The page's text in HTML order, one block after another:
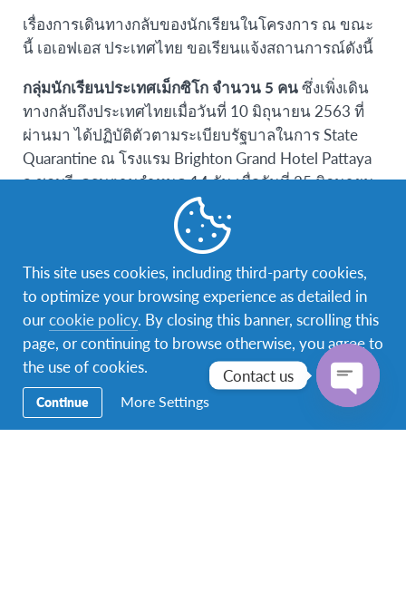
เรื่องการเดินทางกลับของนักเรียนในโครงการ ณ ขณะ
นี้ เอเอฟเอส ประเทศไทย ขอเรียนแจ้งสถานการณ์ดังนี้
กลุ่มนักเรียนประเทศเม็กซิโก จำนวน 5 คนซึ่งเพิ่งเดิน
ทางกลับถึงประเทศไทยเมื่อวันที่ 10 มิถุนายน 2563 ที่
ผ่านมา ได้ปฏิบัติตัวตามระเบียบรัฐบาลในการ State
Quarantine ณ โรงแรม Brighton Grand Hotel Pattaya
จ.ชลบุรี ครบตามกำหนด 14 วัน เมื่อวันที่ 25 มิถุนายน
2563 และได้เดินทางกลับภูมิลำเนาเรียบร้อยแล้ว
ในโอกาสนี้เอเอฟเอส ประเทศไทย กลุ่มผู้ปกครองและ
นักเรียนประเทศเม็กซิโก ขอขอบคุณ กองลาตินอเมริกา
กรมอเมริกาและแปซิฟิกใต้ กระทรวงการต่างประเทศ
สถานเอกอัครราชทูต ณ กรุงเฮกสถานเอกอัครราชทูต
ไทย ณ กรุงเม็กซิโก ที่ให้ความอนุเคราะห์สนับสนุน
นักเรียนเดินทางกลับประเทศไทย และขอขอบคุณเจ้า
หน้าที่ทหารจากกองทัพบกและกองทัพเรือ เจ้าหน้าที่
จากกองควบคุมโรค กระทรวงสาธารณสุข เจ้าหน้าที่ผู้
ประสานงานกับกระทรวงคมนาคม และเจ้าหน้าที่จาก
Contact us
This site uses cookies, including third-party cookies,
to optimize your browsing experience as detailed in
ourcookie policy. By closing this banner, scrolling this
page, or continuing to browse otherwise, you agree to
the use of cookies.
Continue More Settings